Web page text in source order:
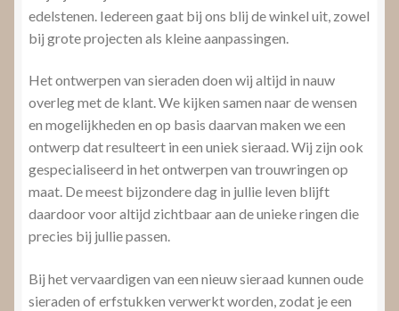
edelstenen. Iedereen gaat bij ons blij de winkel uit, zowel
bij grote projecten als kleine aanpassingen.
Het ontwerpen van sieraden doen wij altijd in nauw
overleg met de klant. We kijken samen naar de wensen
en mogelijkheden en op basis daarvan maken we een
ontwerp dat resulteert in een uniek sieraad. Wij zijn ook
gespecialiseerd in het ontwerpen van trouwringen op
maat. De meest bijzondere dag in jullie leven blijft
daardoor voor altijd zichtbaar aan de unieke ringen die
precies bij jullie passen.
Bij het vervaardigen van een nieuw sieraad kunnen oude
sieraden of erfstukken verwerkt worden, zodat je een